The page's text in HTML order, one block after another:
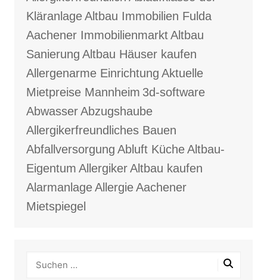
KläranlageAltbau Immobilien Fulda
Aachener ImmobilienmarktAltbau
Sanierung Altbau Häuser kaufen
Allergenarme Einrichtung Aktuelle
Mietpreise Mannheim 3d-software
AbwasserAbzugshaube
Allergikerfreundliches Bauen
Abfallversorgung Abluft KücheAltbau-
Eigentum AllergikerAltbau kaufen
AlarmanlageAllergieAachener
Mietspiegel